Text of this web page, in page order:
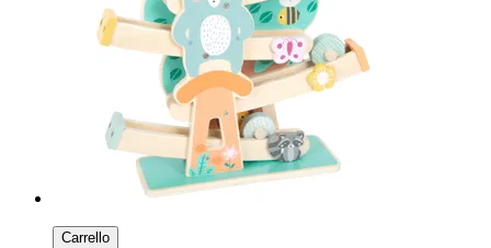
Carrello